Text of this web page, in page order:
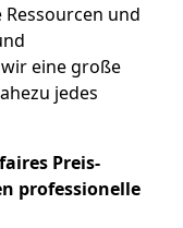
und
eine große
jedes
Preis-
professionelle